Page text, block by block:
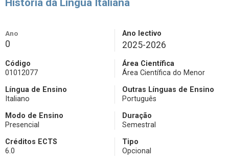
História da Língua Italiana
Ano
0
Ano lectivo
2025-2026
Código
01012077
Área Científica
Área Científica do Menor
Língua de Ensino
Italiano
Outras Línguas de Ensino
Português
Modo de Ensino
Presencial
Duração
Semestral
Créditos ECTS
6.0
Tipo
Opcional